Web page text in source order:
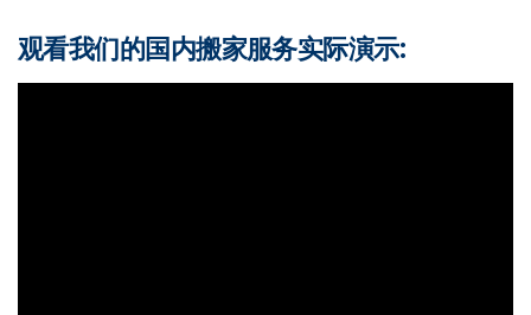
观看我们的国内搬家服务实际演示: